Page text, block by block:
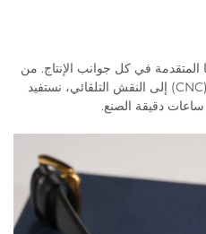
المتقدمة في كل جوانب الإنتاج. من
التشغيل الآلي باستخدام الحواسيب (CNC) إلى النقش التلقائي، نستفيد
دقيقة الصنع.